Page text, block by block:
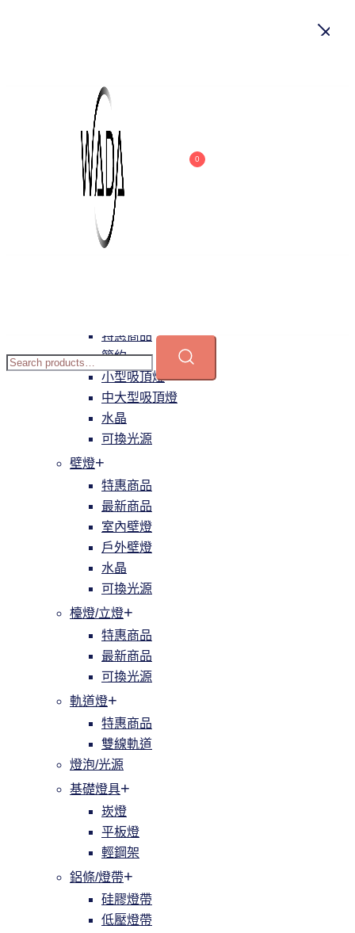
0
吊燈
特惠商品
小型吊燈
中大型吊燈
長形吊燈
特惠商品
簡約
小型吸頂燈
中大型吸頂燈
水晶
可換光源
壁燈
特惠商品
最新商品
室內壁燈
戶外壁燈
水晶
可換光源
檯燈/立燈
特惠商品
最新商品
可換光源
軌道燈
特惠商品
雙線軌道
燈泡/光源
基礎燈具
崁燈
平板燈
輕鋼架
鋁條/燈帶
硅膠燈帶
低壓燈帶